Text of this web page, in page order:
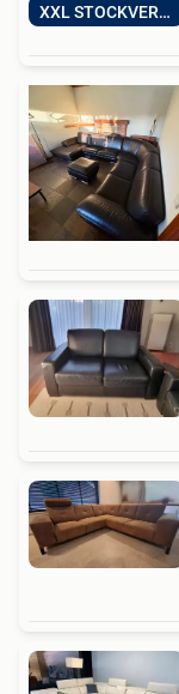
XXL STOCKVERKOOP